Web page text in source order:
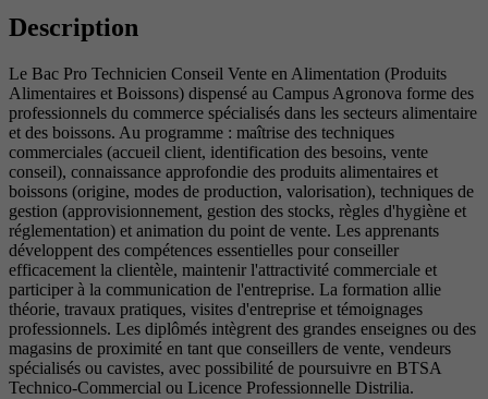
Description
Le Bac Pro Technicien Conseil Vente en Alimentation (Produits
Alimentaires et Boissons) dispensé au Campus Agronova forme des
professionnels du commerce spécialisés dans les secteurs alimentaire
et des boissons. Au programme : maîtrise des techniques
commerciales (accueil client, identification des besoins, vente
conseil), connaissance approfondie des produits alimentaires et
boissons (origine, modes de production, valorisation), techniques de
gestion (approvisionnement, gestion des stocks, règles d'hygiène et
réglementation) et animation du point de vente. Les apprenants
développent des compétences essentielles pour conseiller
efficacement la clientèle, maintenir l'attractivité commerciale et
participer à la communication de l'entreprise. La formation allie
théorie, travaux pratiques, visites d'entreprise et témoignages
professionnels. Les diplômés intègrent des grandes enseignes ou des
magasins de proximité en tant que conseillers de vente, vendeurs
spécialisés ou cavistes, avec possibilité de poursuivre en BTSA
Technico-Commercial ou Licence Professionnelle Distrilia.